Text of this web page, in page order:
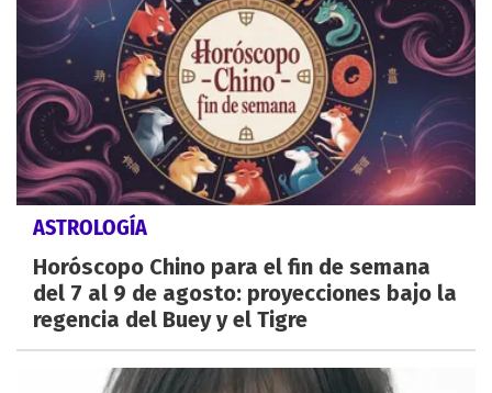
ASTROLOGÍA
Horóscopo Chino para el fin de semana
del 7 al 9 de agosto: proyecciones bajo la
regencia del Buey y el Tigre